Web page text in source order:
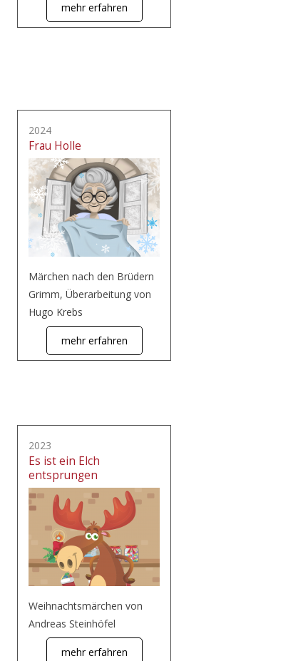
mehr erfahren
2024
Frau Holle
Märchen nach den Brüdern
Grimm, Überarbeitung von
Hugo Krebs
mehr erfahren
2023
Es ist ein Elch
entsprungen
Weihnachtsmärchen von
Andreas Steinhöfel
mehr erfahren